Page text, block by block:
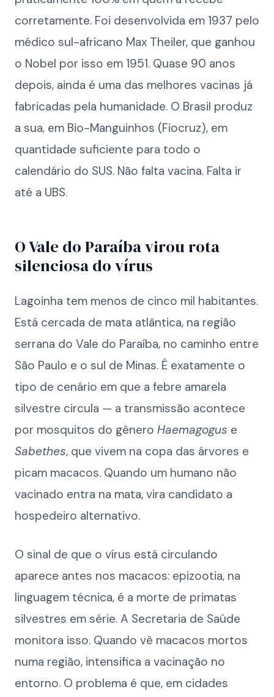
corretamente. Foi desenvolvida em 1937 pelo
médico sul-africano Max Theiler, que ganhou
o Nobel por isso em 1951. Quase 90 anos
depois, ainda é uma das melhores vacinas já
fabricadas pela humanidade. O Brasil produz
a sua, em Bio-Manguinhos (Fiocruz), em
quantidade suficiente para todo o
calendário do SUS. Não falta vacina. Falta ir
até a UBS.
O Vale do Paraíba virou rota
silenciosa do vírus
Lagoinha tem menos de cinco mil habitantes.
Está cercada de mata atlântica, na região
serrana do Vale do Paraíba, no caminho entre
São Paulo e o sul de Minas. É exatamente o
tipo de cenário em que a febre amarela
silvestre circula — a transmissão acontece
por mosquitos do gênero Haemagogus e
Sabethes, que vivem na copa das árvores e
picam macacos. Quando um humano não
vacinado entra na mata, vira candidato a
hospedeiro alternativo.
O sinal de que o vírus está circulando
aparece antes nos macacos: epizootia, na
linguagem técnica, é a morte de primatas
silvestres em série. A Secretaria de Saúde
monitora isso. Quando vê macacos mortos
numa região, intensifica a vacinação no
entorno. O problema é que, em cidades